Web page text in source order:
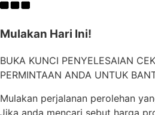
Mulakan Hari Ini!
BUKA KUNCI PENYELESAIAN
PERMINTAAN ANDA UNTUK
Mulakan perjalanan perolehan
Jika anda mencari sebut harga